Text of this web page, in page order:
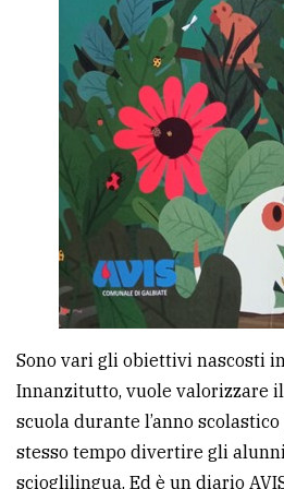
Sono vari gli obiettivi nascosti
Innanzitutto, vuole valorizzare
scuola durante l’anno
stesso tempo divertire gli
scioglilingua. Ed è un diario